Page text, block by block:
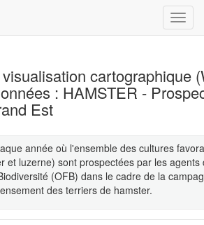
cartographique
: HAMSTER -
Est
année où l'ensemble des cultures
et luzerne) sont prospectées par les agents
(OFB) dans le cadre de la
des terriers de hamster.